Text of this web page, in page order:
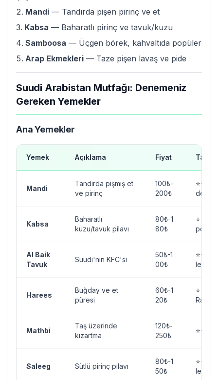
Mandi — Tandırda pişen pirinç ve et
Kabsa — Baharatlı pirinç ve tavuk/kuzu
Samboosa — Üçgen börek, kahvaltıda popüler
Arap Ekmekleri — Taze pişen lavaş ve pide
Suudi Arabistan Mutfağı: Denemeniz
Gereken Yemekler
Ana Yemekler
Yemek Açıklama Fiyat
Mandi
Tandırda pişmiş et
ve pirinç
100₺-
200₺
Kabsa
Baharatlı
kuzu/tavuk pilavı
80₺-1
80₺
Al Baik
Tavuk
Suudi'nin KFC'si
50₺-1
00₺
lezzet
Harees
Buğday ve et
püresi
60₺-1
20₺
⭐⭐⭐⭐
Mathbi
Taş üzerinde
kızartma
120₺-
250₺
Saleeg Sütlü pirinç pilavı
80₺-1
50₺
lezzet